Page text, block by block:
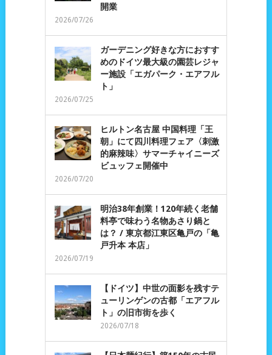
開業
2026/07/26
ガーデニング好きな方におすす
めのドイツ最大級の園芸レジャ
ー施設「エガパーク・エアフル
ト」
2026/07/25
ヒルトン名古屋 中国料理「王
朝」にて四川料理フェア〈刺激
的麻辣味〉サマーチャイニーズ
ビュッフェ開催中
2026/07/20
明治38年創業！120年続く老舗
料亭で味わう名物あさり鍋と
は？ / 東京都江東区亀戸の「亀
戸升本 本店」
2026/07/19
【ドイツ】中世の面影を残すテ
ューリンゲンの古都「エアフル
ト」の旧市街を歩く
2026/07/18